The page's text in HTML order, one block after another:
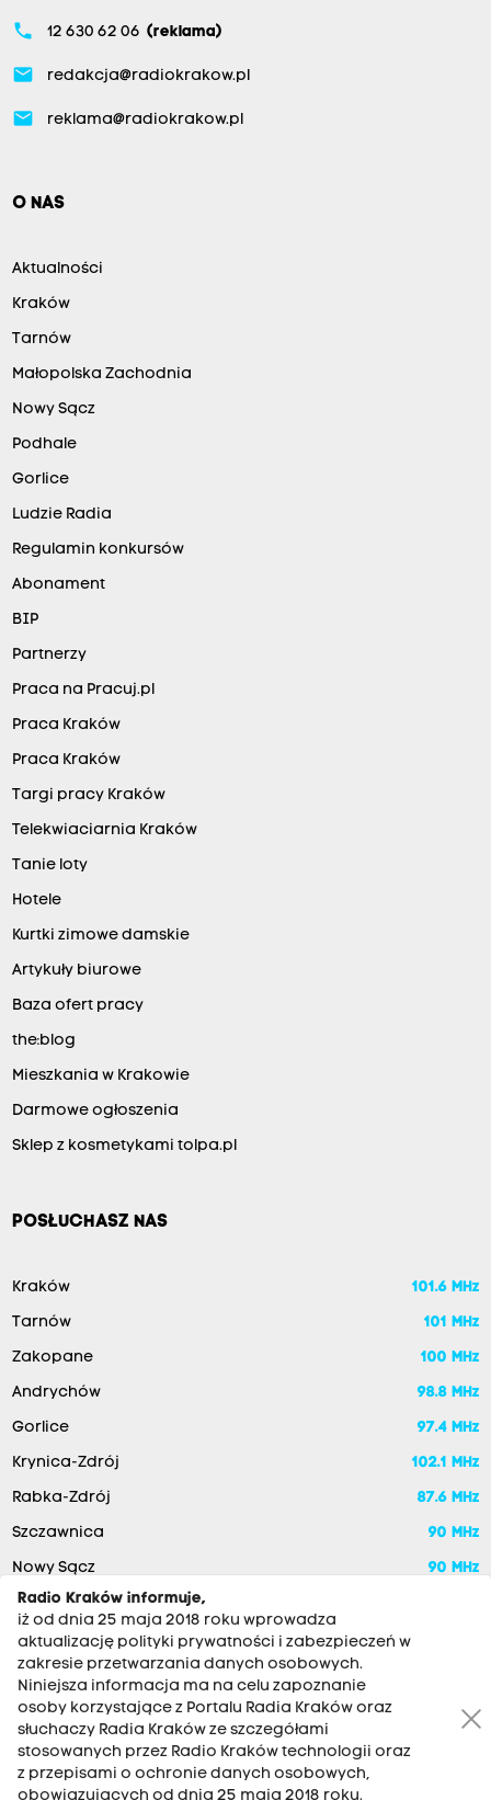
phone 12 630 62 06 (reklama)
email redakcja@radiokrakow.pl
email reklama@radiokrakow.pl
O NAS
Aktualności
Kraków
Tarnów
Małopolska Zachodnia
Nowy Sącz
Podhale
Gorlice
Ludzie Radia
Regulamin konkursów
Abonament
BIP
Partnerzy
Praca na Pracuj.pl
Praca Kraków
Praca Kraków
Targi pracy Kraków
Telekwiaciarnia Kraków
Tanie loty
Hotele
Kurtki zimowe damskie
Artykuły biurowe
Baza ofert pracy
the:blog
Mieszkania w Krakowie
Darmowe ogłoszenia
Sklep z kosmetykami tolpa.pl
POSŁUCHASZ NAS
Kraków 101.6 MHz
Tarnów 101 MHz
Zakopane 100 MHz
Andrychów 98.8 MHz
Gorlice 97.4 MHz
Krynica-Zdrój 102.1 MHz
Rabka-Zdrój 87.6 MHz
Szczawnica 90 MHz
Nowy Sącz 90 MHz
RADIO KRAKÓW SA. Aleja Juliusza Słowackiego 22, 30-007
Kraków
Radio Kraków informuje,
iż od dnia 25 maja 2018 roku wprowadza
aktualizację polityki prywatności i zabezpieczeń w
zakresie przetwarzania danych osobowych.
Niniejsza informacja ma na celu zapoznanie
osoby korzystające z Portalu Radia Kraków oraz
słuchaczy Radia Kraków ze szczegółami
stosowanych przez Radio Kraków technologii oraz
z przepisami o ochronie danych osobowych,
obowiązujących od dnia 25 maja 2018 roku.